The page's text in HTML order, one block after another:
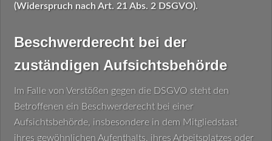
(Widerspruch nach Art. 21 Abs. 2 DSGVO).
Beschwerderecht bei der
zuständigen Aufsichtsbehörde
Im Falle von Verstößen gegen die DSGVO steht den
Betroffenen ein Beschwerderecht bei einer
Aufsichtsbehörde, insbesondere in dem Mitgliedstaat
ihres gewöhnlichen Aufenthalts, ihres Arbeitsplatzes oder